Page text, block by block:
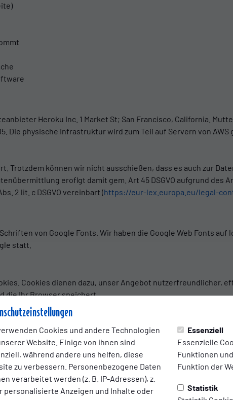
Cookies und andere Technologien
Website. Einige von ihnen sind
während andere uns helfen, diese
zu verbessern. Personenbezogene Daten
verarbeitet werden (z. B. IP-Adressen), z.
personalisierte Anzeigen und Inhalte oder
Essenziell
Essenzielle
Funktionen
Funktion der
Statistik
Heroku Inc. 1 Market St; San Francisco, California.
Die physische Infrastruktur wird zum Teil auf Servern von
Trotzdem können wir nicht ausschießen, dass es auch zur
eroflgt damit gem. Art 45 DSGVO aufgrund
2 lit. c DSGVO vereinbart (https://eur-lex.europa.eu/legal-
von Google Fonts. Wir haben die Google Web Fonts
statt.
Cookies dienen dazu, unser Angebot nutzerfreundlicher,
die Ihr Browser speichert.
sind so genannte “Session-Cookies”. Sie werden nach
löschen. Diese Cookies ermöglichen es uns zum Besipiel,
Sie über das Setzen von Cookies informiert werden und
Cookies beim Schließen des Browser aktivieren.
die Funktionalität unserer Website eingeschränkt sein.